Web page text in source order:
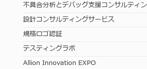
不具合分析とデバッグ支援コンサルティ
設計コンサルティングサービス
規格ロゴ認証
テスティングラボ
Allion Innovation EXPO